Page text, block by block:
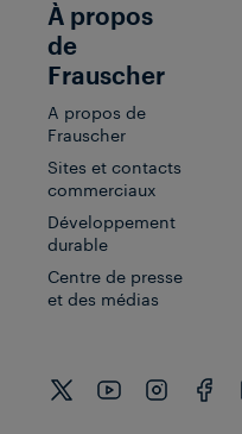
À propos
de
Frauscher
A propos de
Frauscher
Sites et contacts
commerciaux
Développement
durable
Centre de presse
et des médias